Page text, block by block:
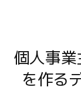
ン
個人事
を作る